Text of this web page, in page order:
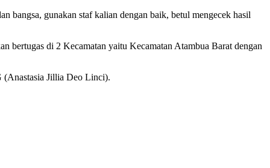
bangsa, gunakan staf kalian dengan baik, betul mengecek hasil
bertugas di 2 Kecamatan yaitu Kecamatan Atambua Barat dengan
(Anastasia Jillia Deo Linci).